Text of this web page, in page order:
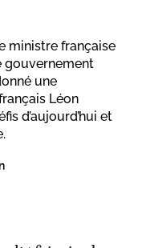
ministre française
gouvernement
une
Léon
d’aujourd’hui et